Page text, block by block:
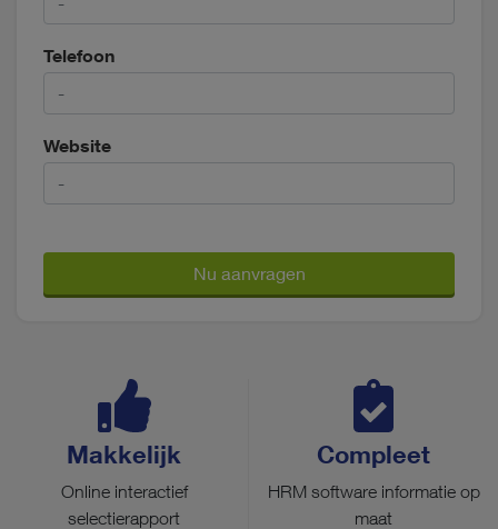
Telefoon
Website
Nu aanvragen
Makkelijk
Online interactief
selectierapport
Compleet
HRM software informatie op
maat